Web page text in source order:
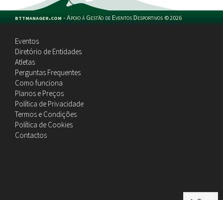
bttmanager.com -Apoio à Gestão de Eventos Desportivos ©2026
Eventos
Diretório de Entidades
Atletas
Perguntas Frequentes
Como funciona
Planos e Preços
Política de Privacidade
Termos e Condições
Política de Cookies
Contactos